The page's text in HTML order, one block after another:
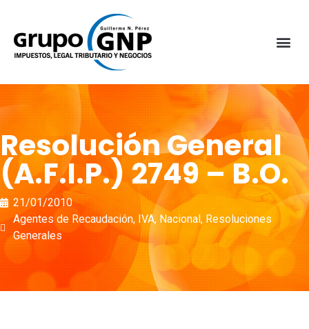
Resolución General
(A.F.I.P.) 2749 – B.O.
21/01/2010
Agentes de Recaudación, IVA, Nacional, Resoluciones
Generales